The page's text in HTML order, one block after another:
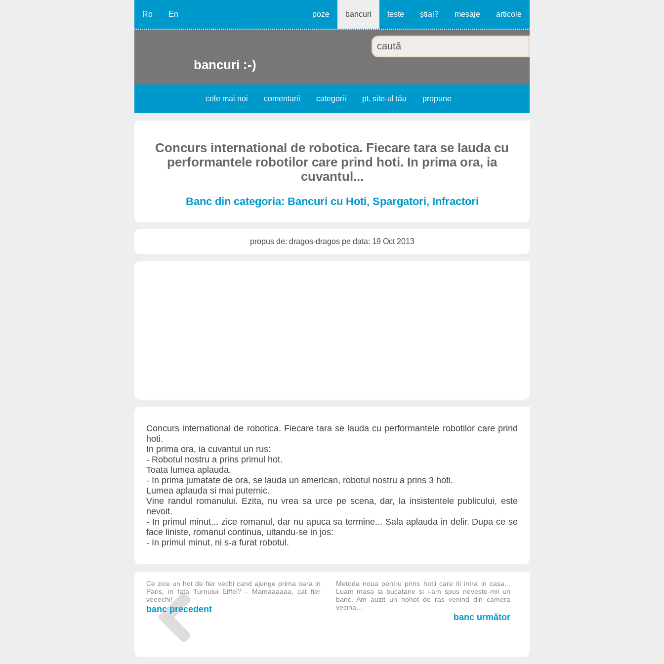
Ro En poze bancuri teste știai? mesaje articole
bancuri :-)
cele mai noi comentarii categorii pt. site-ul tău propune
Concurs international de robotica. Fiecare tara se lauda cu
performantele robotilor care prind hoti. In prima ora, ia
cuvantul...
Banc din categoria: Bancuri cu Hoti, Spargatori, Infractori
propus de: dragos-dragos pe data: 19 Oct 2013
Concurs international de robotica. Fiecare tara se lauda cu performantele robotilor care prind
hoti.
In prima ora, ia cuvantul un rus:
- Robotul nostru a prins primul hot.
Toata lumea aplauda.
- In prima jumatate de ora, se lauda un american, robotul nostru a prins 3 hoti.
Lumea aplauda si mai puternic.
Vine randul romanului. Ezita, nu vrea sa urce pe scena, dar, la insistentele publicului, este
nevoit.
- In primul minut... zice romanul, dar nu apuca sa termine... Sala aplauda in delir. Dupa ce se
face liniste, romanul continua, uitandu-se in jos:
- In primul minut, ni s-a furat robotul.
Ce zice un hot de fier vechi cand ajunge prima oara in
Paris, in fata Turnului Eiffel? - Mamaaaaaa, cat fier
veeechi!
banc precedent
Metoda noua pentru prins hotii care iti intra in casa...
Luam masa la bucatarie si i-am spus neveste-mii un
banc. Am auzit un hohot de ras venind din camera
vecina...
banc următor